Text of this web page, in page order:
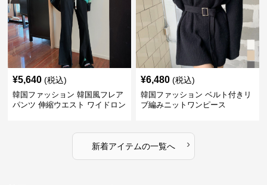
¥5,640 (税込)
韓国ファッション 韓国風フレア
パンツ 伸縮ウエスト ワイドロン
¥6,480 (税込)
韓国ファッション ベルト付きリ
ブ編みニットワンピース
新着アイテムの一覧へ ›